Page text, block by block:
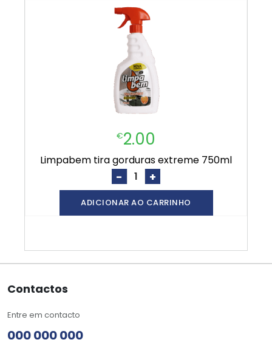
€2.00
limpabem tira gorduras extreme 750ml
- +
ADICIONAR AO CARRINHO
Contactos
Entre em contacto
000 000 000